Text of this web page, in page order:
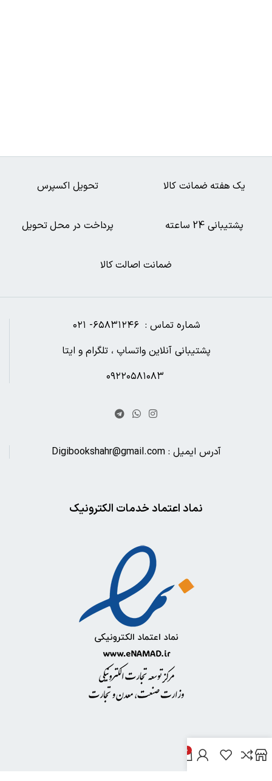
ضمانت اصالت کالا
پرداخت در محل تحویل پشتیبانی 24 ساعته
تحویل اکسپرس یک هفته ضمانت کالا
شماره تماس : ۶۵۸۳۱۲۴۶- ۰۲۱
پشتیبانی آنلاین واتساپ ، تلگرام و ایتا
آدرس ایمیل : Digibookshahr@gmail.com
نماد اعتماد خدمات الکترونیک
خدمات مشتریان
0